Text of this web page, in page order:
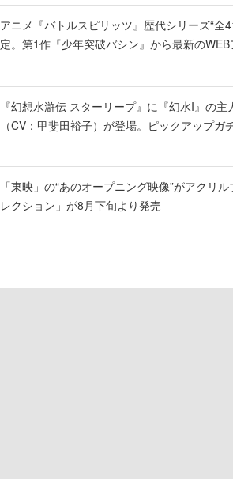
アニメ『バトルスピリッツ』歴代シリーズ“
定。第1作『少年突破バシン』から最新の
『幻想水滸伝 スターリープ』に『幻水I』の
（CV：甲斐田裕子）が登場。ピックアップガ
「東映」の“あのオープニング映像”がアクリ
レクション」が8月下旬より発売